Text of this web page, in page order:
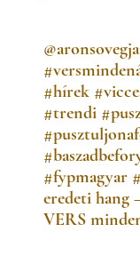
#hírek
#trendi
#fypmagyar
eredeti hang
VERS